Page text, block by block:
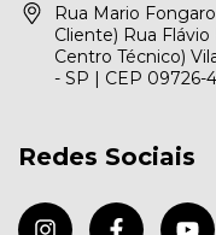
Rua Mario
Cliente) Rua
Centro Técnico)
- SP | CEP 09726-
Redes Sociais